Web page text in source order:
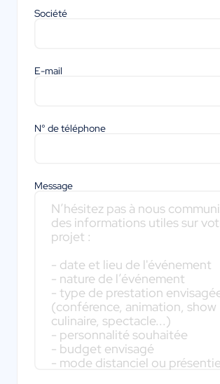
Société
E-mail
N° de téléphone
Message